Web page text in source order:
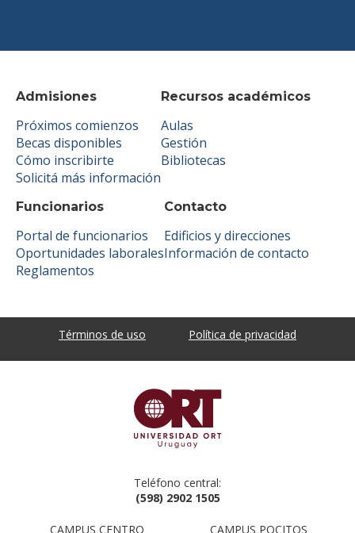
Admisiones
Próximos comienzos
Becas disponibles
Cómo inscribirte
Solicitá más información
Recursos académicos
Aulas
Gestión
Bibliotecas
Funcionarios
Portal de funcionarios
Oportunidades laborales
Reglamentos
Contacto
Edificios y direcciones
Información de contacto
Términos de uso Política de privacidad
Teléfono central:
(598) 2902 1505
CAMPUS CENTRO CAMPUS POCITOS